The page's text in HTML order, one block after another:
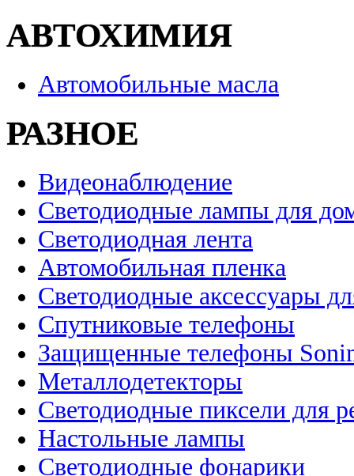
АВТОХИМИЯ
Автомобильные масла
РАЗНОЕ
Видеонаблюдение
Светодиодные лампы для
Светодиодная лента
Автомобильная пленка
Светодиодные аксессуары
Спутниковые телефоны
Защищенные телефоны
Металлодетекторы
Светодиодные пиксели для
Настольные лампы
Светодиодные фонарики